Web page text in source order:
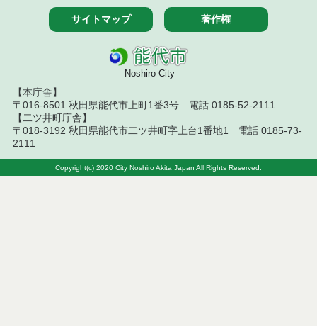
７月１４日公告開始 建設工事（条件付一般競争入
札）（電子入札）
７月１４日公告開始 建設コンサルタント等（条件
付一般競争入札）（電子入札）
令和８年７月１４日執行 建設コンサルタント等入
札結果（条件付一般競争入札）
令和８年７月１０日執行 物品（応募型入札等）結
令和８年７月１０日執行 委託・賃貸借等入札結果
サイトマップ 著作権
Noshiro City
【本庁舎】
〒016-8501 秋田県能代市上町1番3号 電話 0185-52-2111
【二ツ井町庁舎】
〒018-3192 秋田県能代市二ツ井町字上台1番地1 電話 0185-73-
2111
Copyright(c) 2020 City Noshiro Akita Japan All Rights Reserved.